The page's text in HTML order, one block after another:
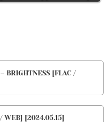
BRIGHTNESS [FLAC /
WEB] [2024.05.15]